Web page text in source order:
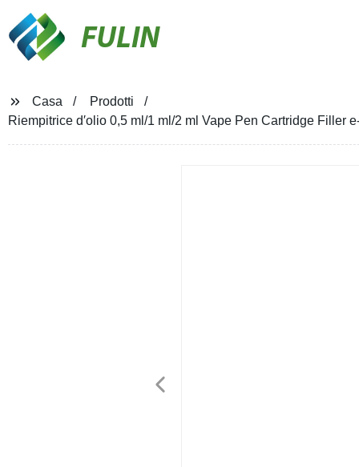
FULIN
Casa
Prodotti
Riempitrice d′olio 0,5 ml/1 ml/2 ml Vape Pen Cartridge Filler